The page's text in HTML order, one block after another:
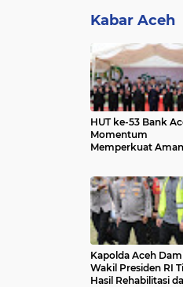
Kabar Aceh
HUT ke-53 Bank
Momentum
Memperkuat
Kapolda Aceh
Wakil Presiden RI
Hasil Rehabilitasi